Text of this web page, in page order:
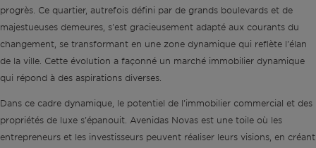
progrès. Ce quartier, autrefois défini par de grands boulevards et de
majestueuses demeures, s'est gracieusement adapté aux courants du
changement, se transformant en une zone dynamique qui reflète l'élan
de la ville. Cette évolution a façonné un marché immobilier dynamique
qui répond à des aspirations diverses.
Dans ce cadre dynamique, le potentiel de l'immobilier commercial et des
propriétés de luxe s'épanouit. Avenidas Novas est une toile où les
entrepreneurs et les investisseurs peuvent réaliser leurs visions, en créant